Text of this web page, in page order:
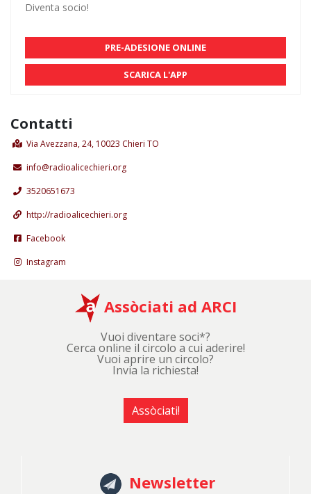
Diventa socio!
PRE-ADESIONE ONLINE
SCARICA L'APP
Contatti
Via Avezzana, 24, 10023 Chieri TO
info@radioalicechieri.org
3520651673
http://radioalicechieri.org
Facebook
Instagram
Assòciati ad ARCI
Vuoi diventare soci*?
Cerca online il circolo a cui aderire!
Vuoi aprire un circolo?
Invia la richiesta!
Assòciati!
Newsletter